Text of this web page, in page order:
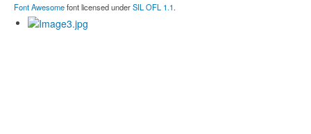
Font Awesomefont licensed underSIL OFL 1.1.